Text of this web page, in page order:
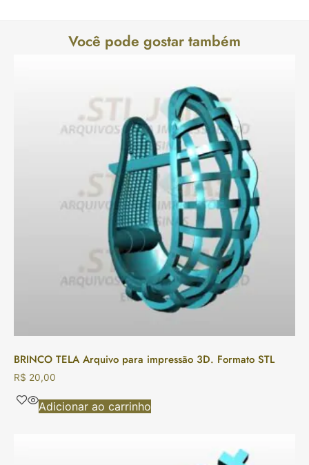
Você pode gostar também
BRINCO TELA Arquivo para impressão 3D. Formato STL
R$ 20,00
Adicionar ao carrinho